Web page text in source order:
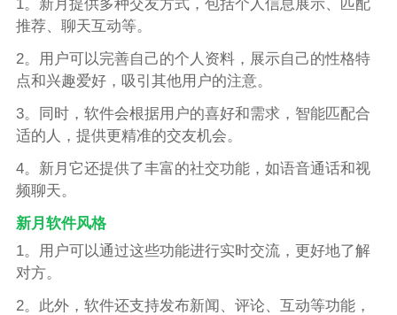
1。新月提供多种交友方式，包括个人信息展示、匹配
推荐、聊天互动等。
2。用户可以完善自己的个人资料，展示自己的性格特
点和兴趣爱好，吸引其他用户的注意。
3。同时，软件会根据用户的喜好和需求，智能匹配合
适的人，提供更精准的交友机会。
4。新月它还提供了丰富的社交功能，如语音通话和视
频聊天。
新月软件风格
1。用户可以通过这些功能进行实时交流，更好地了解
对方。
2。此外，软件还支持发布新闻、评论、互动等功能，